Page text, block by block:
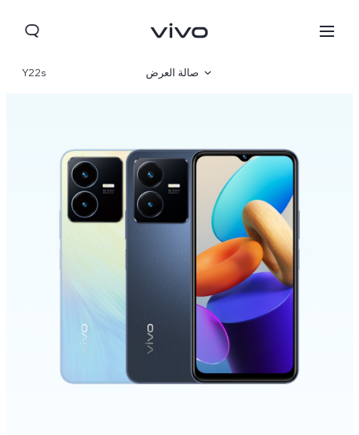
Lebanon | حدد البلد/المنطقة
Y22s صالة العرض
مواصفات المنتج